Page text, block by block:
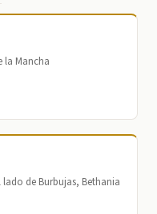
la Mancha
de Burbujas, Bethania